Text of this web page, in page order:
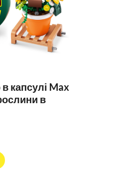
капсулі Max
в